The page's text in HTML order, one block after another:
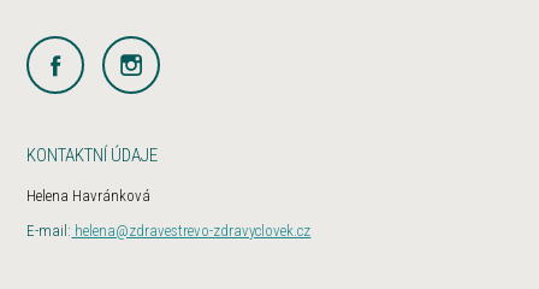
KONTAKTNÍ ÚDAJE
Helena Havránková
E-mail: helena@zdravestrevo-zdravyclovek.cz